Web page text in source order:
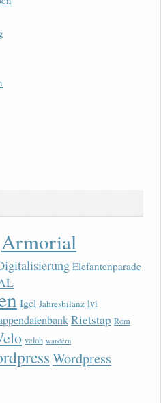
Armorial
Elefantenparade
Igel Jahresbilanz lvi
Rietstap Rom
veloh wandern
Wordpress